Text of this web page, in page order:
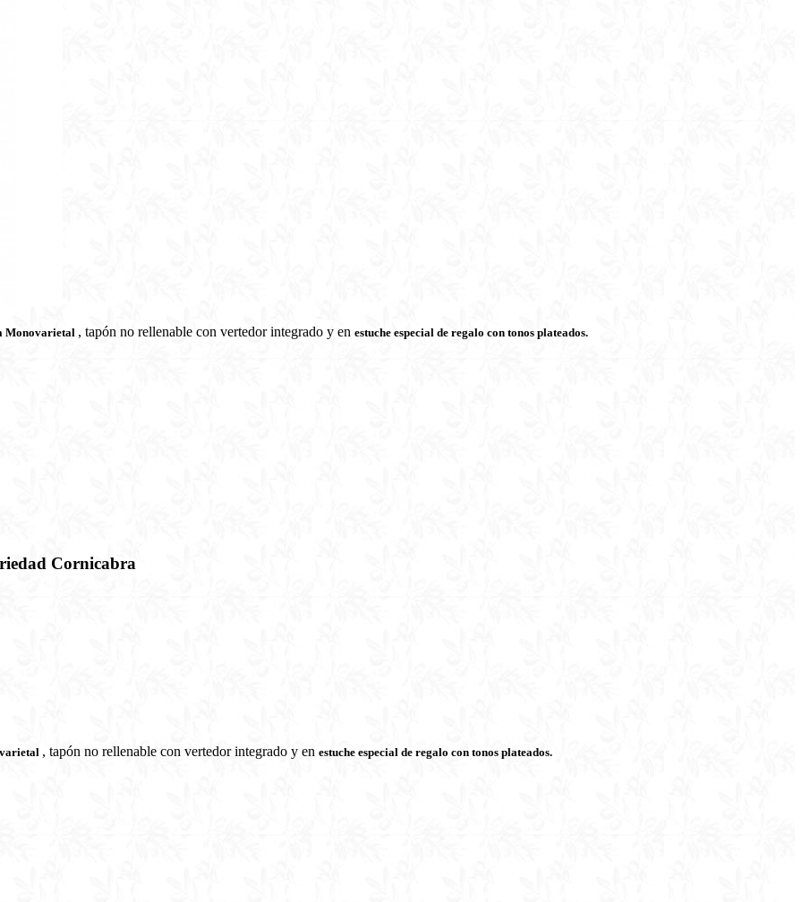
Monovarietal , tapón no rellenable con vertedor integrado y en estuche especial de regalo con tonos plateados.
Cornicabra
, tapón no rellenable con vertedor integrado y en estuche especial de regalo con tonos plateados.